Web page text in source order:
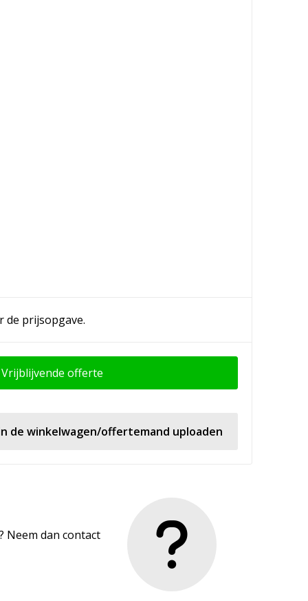
de prijsopgave.
Vrijblijvende offerte
de winkelwagen/offertemand uploaden
Neem dan contact